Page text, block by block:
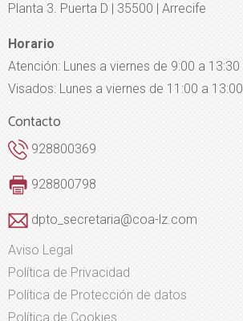
Planta 3. Puerta D | 35500 | Arrecife
Horario
Atención: Lunes a viernes de 9:00 a 13:30
Visados: Lunes a viernes de 11:00 a 13:00
Contacto
928800369
928800798
dpto_secretaria@coa-lz.com
Aviso Legal
Política de Privacidad
Política de Protección de datos
Política de Cookies